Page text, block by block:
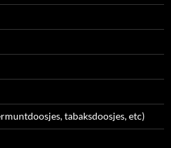
tabaksdoosjes, etc)